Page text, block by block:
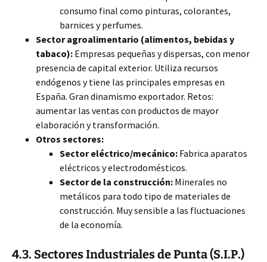
consumo final como pinturas, colorantes,
barnices y perfumes.
Sector agroalimentario (alimentos, bebidas y
tabaco): Empresas pequeñas y dispersas, con menor
presencia de capital exterior. Utiliza recursos
endógenos y tiene las principales empresas en
España. Gran dinamismo exportador. Retos:
aumentar las ventas con productos de mayor
elaboración y transformación.
Otros sectores:
Sector eléctrico/mecánico: Fabrica aparatos
eléctricos y electrodomésticos.
Sector de la construcción: Minerales no
metálicos para todo tipo de materiales de
construcción. Muy sensible a las fluctuaciones
de la economía.
4.3. Sectores Industriales de Punta (S.I.P.)